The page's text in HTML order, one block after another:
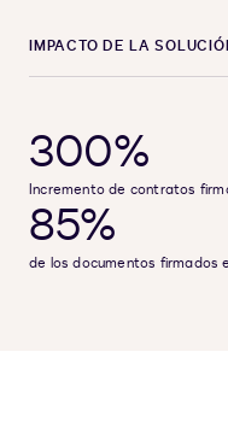
IMPACTO DE LA
300%
Incremento de contratos
85%
de los documentos firmados